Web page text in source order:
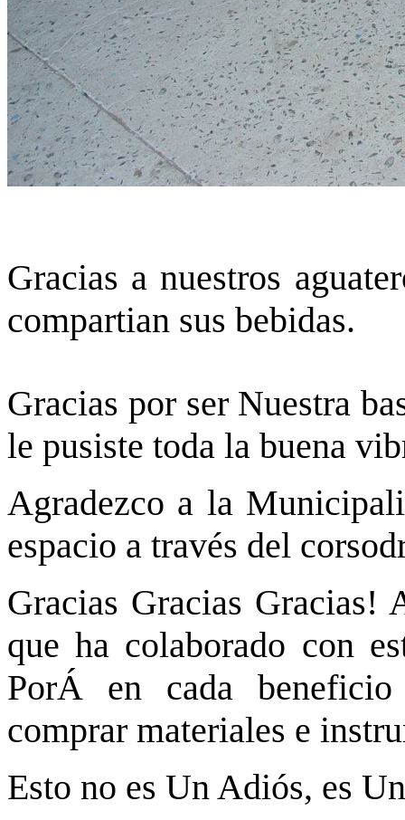
Gracias a nuestros
compartian sus bebidas.
Gracias por ser Nuestra
le pusiste toda la buena
Agradezco a la
espacio a través del
Gracias Gracias Gracias!
que ha colaborado con
PorÁ en cada
comprar materiales e
Esto no es Un Adiós, es